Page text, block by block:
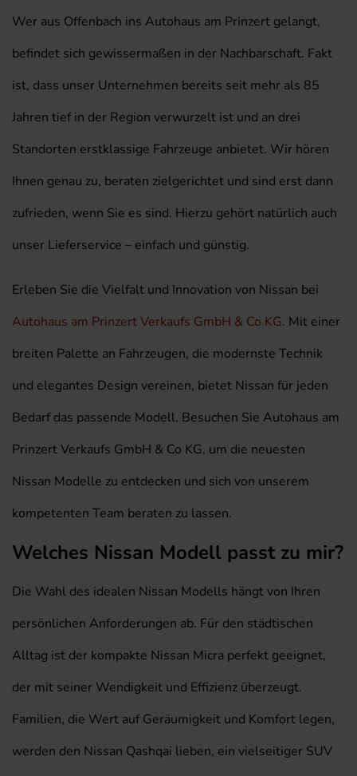
Wer aus Offenbach ins Autohaus am Prinzert gelangt,
befindet sich gewissermaßen in der Nachbarschaft. Fakt
ist, dass unser Unternehmen bereits seit mehr als 85
Jahren tief in der Region verwurzelt ist und an drei
Standorten erstklassige Fahrzeuge anbietet. Wir hören
Ihnen genau zu, beraten zielgerichtet und sind erst dann
zufrieden, wenn Sie es sind. Hierzu gehört natürlich auch
unser Lieferservice – einfach und günstig.
Erleben Sie die Vielfalt und Innovation von Nissan bei
Autohaus am Prinzert Verkaufs GmbH & Co KG. Mit einer
breiten Palette an Fahrzeugen, die modernste Technik
und elegantes Design vereinen, bietet Nissan für jeden
Bedarf das passende Modell. Besuchen Sie Autohaus am
Prinzert Verkaufs GmbH & Co KG, um die neuesten
Nissan Modelle zu entdecken und sich von unserem
kompetenten Team beraten zu lassen.
Welches Nissan Modell passt zu mir?
Die Wahl des idealen Nissan Modells hängt von Ihren
persönlichen Anforderungen ab. Für den städtischen
Alltag ist der kompakte Nissan Micra perfekt geeignet,
der mit seiner Wendigkeit und Effizienz überzeugt.
Familien, die Wert auf Geräumigkeit und Komfort legen,
werden den Nissan Qashqai lieben, ein vielseitiger SUV